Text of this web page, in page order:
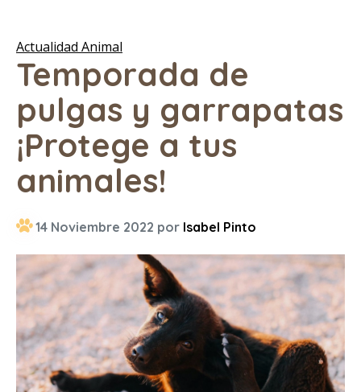
Actualidad Animal
Temporada de
pulgas y garrapatas
¡Protege a tus
animales!
14 Noviembre 2022 por Isabel Pinto